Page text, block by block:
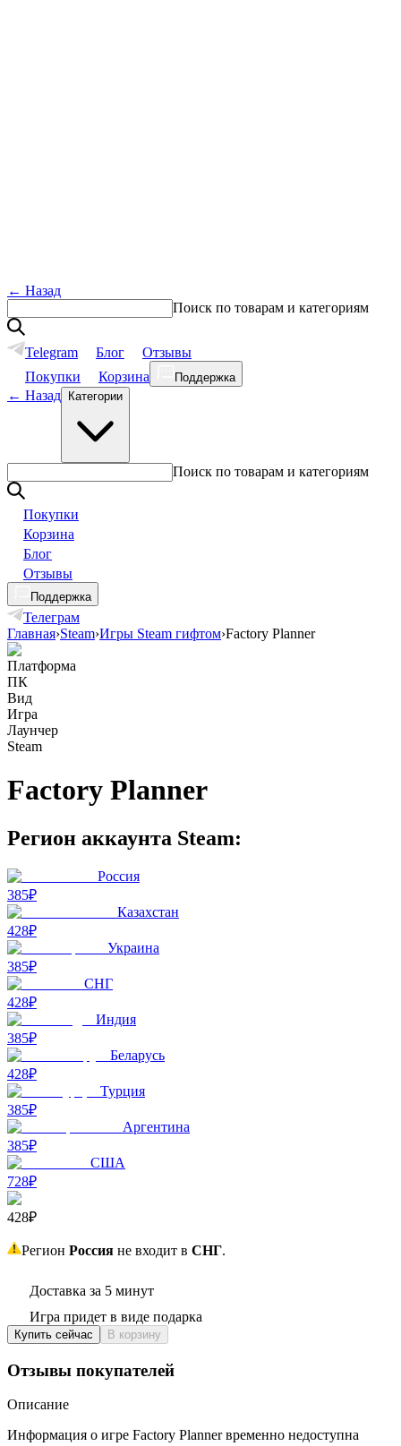
← Назад
Поиск по товарам и категориям
Telegram Блог
Отзывы
Покупки
Корзина Поддержка
← Назад Категории
Поиск по товарам и категориям
Покупки
Корзина
Блог
Отзывы
Поддержка
Телеграм
Главная›Steam›Игры Steam гифтом›Factory Planner
Платформа
ПК
Вид
Игра
Лаунчер
Steam
Factory Planner
Регион аккаунта Steam:
Россия
385₽
Казахстан
428₽
Украина
385₽
СНГ
428₽
Индия
385₽
Беларусь
428₽
Турция
385₽
Аргентина
385₽
США
728₽
428₽
Регион Россия не входит в СНГ.
Доставка за 5 минут
Игра придет в виде подарка
Купить сейчас В корзину
Отзывы покупателей
Описание
Информация о игре Factory Planner временно недоступна